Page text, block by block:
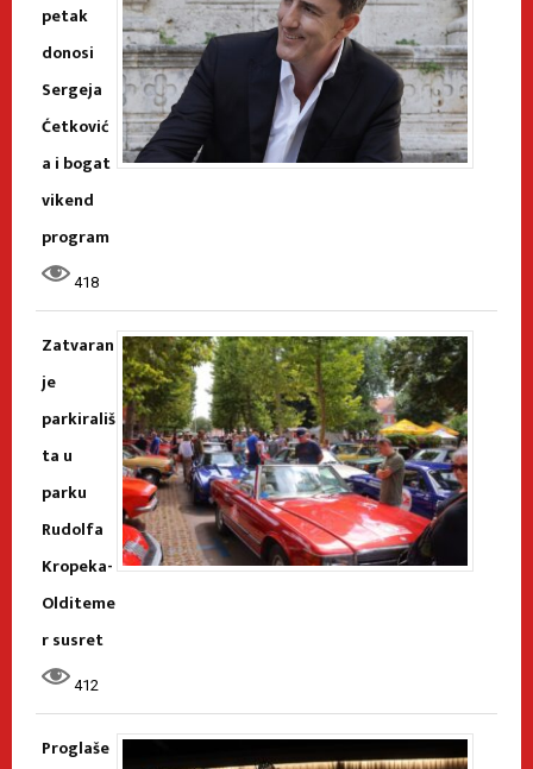
petak
donosi
Sergeja
Ćetković
a i bogat
vikend
program
418
Zatvaran
je
parkirališ
ta u
parku
Rudolfa
Kropeka-
Olditeme
r susret
412
Proglaše